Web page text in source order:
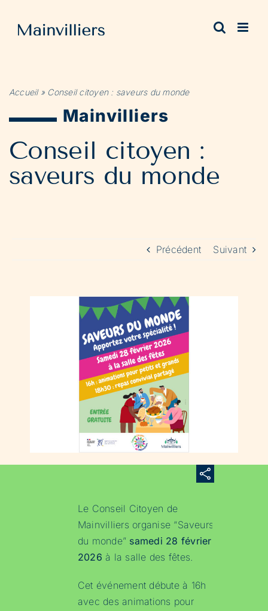
contenu
Accueil» Conseil citoyen : saveurs du monde
Mainvilliers
Conseil citoyen :
saveurs du monde
Précédent Suivant
Le Conseil Citoyen de
Mainvilliers organise “Saveurs
du monde” samedi 28 février
2026 à la salle des fêtes.
Cet événement débute à 16h
avec des animations pour